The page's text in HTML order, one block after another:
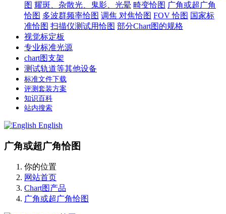
图 耀斑、杂散光、鬼影、光晕 畸变恰图 广角或超广角
恰图 多波群频率恰图 调焦 对焦恰图 FOV 恰图 国家标
准恰图 扫描仪测试用恰图 部分Chart图的规格
视觉标定板
专业标准光源
chart图支架
测试轨道等其他设备
标准文件下载
评测套装方案
知识百科
站内搜索
English
广角或超广角恰图
你的位置
网站首页
Chart图产品
广角或超广角恰图